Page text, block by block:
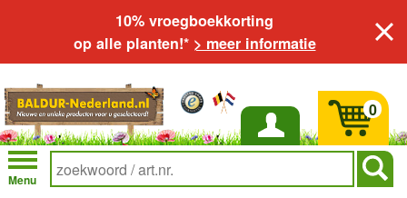
10% vroegboekkorting
op alle planten!* > meer informatie
Inloggen
Menu
0